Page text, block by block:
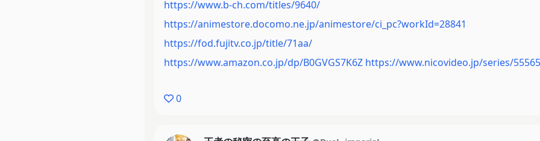
https://www.b-ch.com/titles/9640/
https://animestore.docomo.ne.jp/animestore/ci_pc?workId=28841
https://fod.fujitv.co.jp/title/71aa/
https://www.amazon.co.jp/dp/B0GVGS7K6Z https://www.nicovideo.jp/series/
0